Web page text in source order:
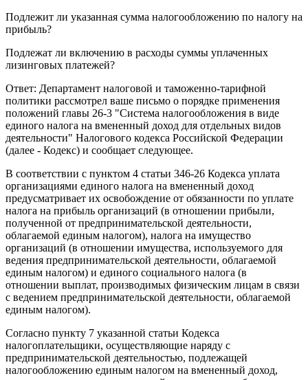
Подлежит ли указанная сумма налогообложению по налогу на
прибыль?
Подлежат ли включению в расходы суммы уплаченных
лизинговых платежей?
Ответ: Департамент налоговой и таможенно-тарифной
политики рассмотрел ваше письмо о порядке применения
положений главы 26-3 "Система налогообложения в виде
единого налога на вмененный доход для отдельных видов
деятельности" Налогового кодекса Российской Федерации
(далее - Кодекс) и сообщает следующее.
В соответствии с пунктом 4 статьи 346-26 Кодекса уплата
организациями единого налога на вмененный доход
предусматривает их освобождение от обязанности по уплате
налога на прибыль организаций (в отношении прибыли,
полученной от предпринимательской деятельности,
облагаемой единым налогом), налога на имущество
организаций (в отношении имущества, используемого для
ведения предпринимательской деятельности, облагаемой
единым налогом) и единого социального налога (в
отношении выплат, производимых физическим лицам в связи
с ведением предпринимательской деятельности, облагаемой
единым налогом).
Согласно пункту 7 указанной статьи Кодекса
налогоплательщики, осуществляющие наряду с
предпринимательской деятельностью, подлежащей
налогообложению единым налогом на вмененный доход,